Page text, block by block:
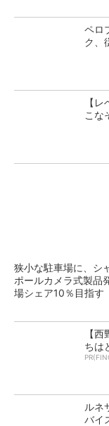
ペロ
ク、
【
こな
狭小な駐車場に、シ
ポールカメラ式製
場シェア10％目指す
【
ちは
ルネ
バイ